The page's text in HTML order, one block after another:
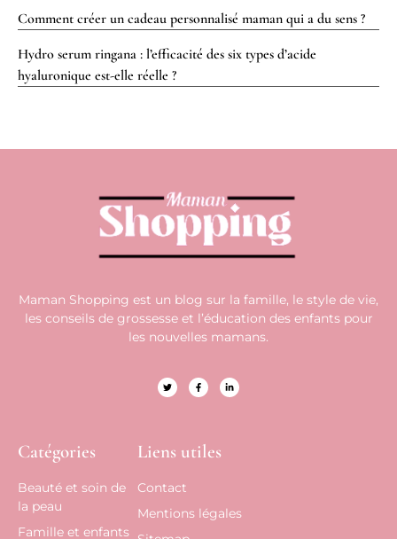
Comment créer un cadeau personnalisé maman qui a du sens ?
Hydro serum ringana : l’efficacité des six types d’acide
hyaluronique est-elle réelle ?
Maman Shopping est un blog sur la famille, le style de vie,
les conseils de grossesse et l’éducation des enfants pour
les nouvelles mamans.
Catégories
Beauté et soin de
la peau
Famille et enfants
Liens utiles
Contact
Mentions légales